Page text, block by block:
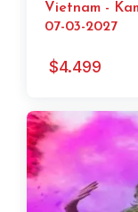
Vietnam -
07-03-2027
$4.499